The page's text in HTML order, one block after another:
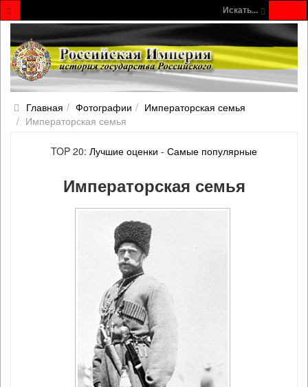
Искать...
Главная Фотографии
Императорская семья
Императорская семья
TOP 20: Лучшие оценки - Самые популярные
Императорская семья